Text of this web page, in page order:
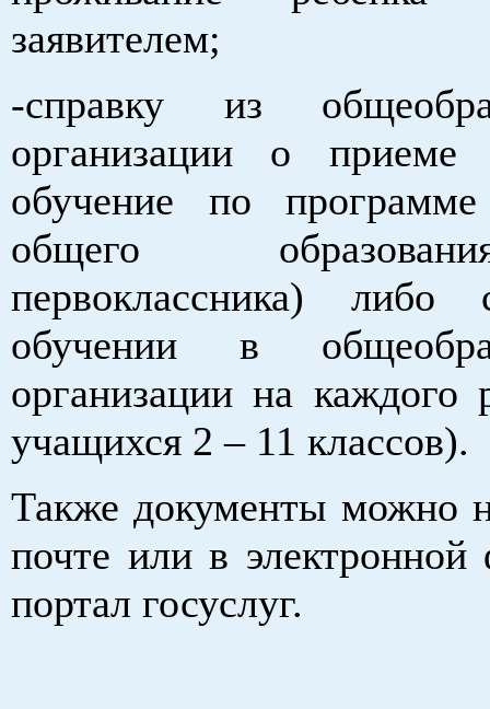
заявителем;
-справку из
организации о приеме
обучение по программе
общего
первоклассника) либо
обучении в
организации на каждого
учащихся 2 – 11 классов).
Также документы можно
почте или в электронной
портал госуслуг.